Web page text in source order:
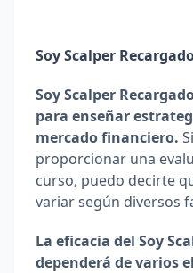
Soy Scalper
Soy Scalper
para enseñar
mercado financiero.
proporcionar una
curso, puedo decirte
variar según diversos
La eficacia del Soy
dependerá de varios